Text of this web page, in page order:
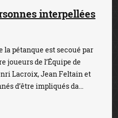
interpellées
la pétanque est secoué par
joueurs de l’Équipe de
Lacroix, Jean Feltain et
d’être impliqués da...